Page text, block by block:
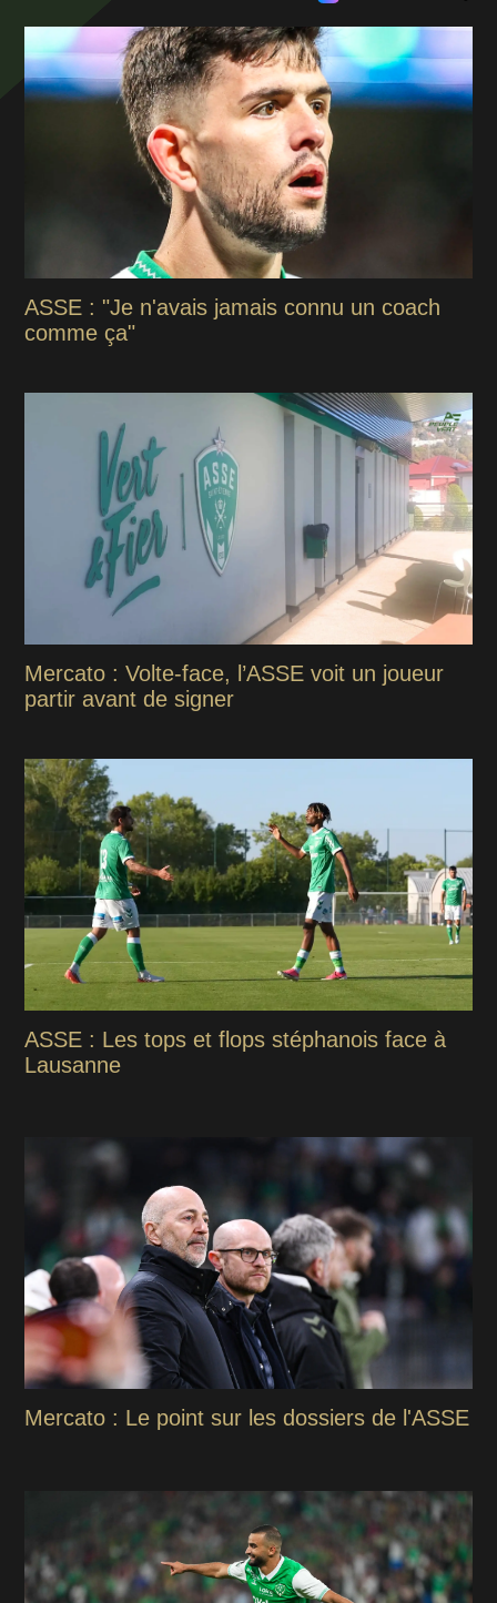
ASSE : "Je n'avais jamais connu un coach
comme ça"
Mercato : Volte-face, l’ASSE voit un joueur
partir avant de signer
ASSE : Les tops et flops stéphanois face à
Lausanne
Mercato : Le point sur les dossiers de l'ASSE